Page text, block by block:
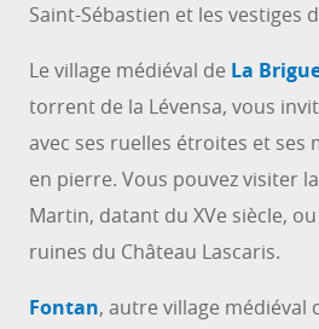
Saint-Sébastien et les vestiges
Le village médiéval de La
torrent de la Lévensa, vous
avec ses ruelles étroites et ses
en pierre. Vous pouvez visiter
Martin, datant du XVe siècle,
ruines du Château Lascaris.
Fontan, autre village médiéval